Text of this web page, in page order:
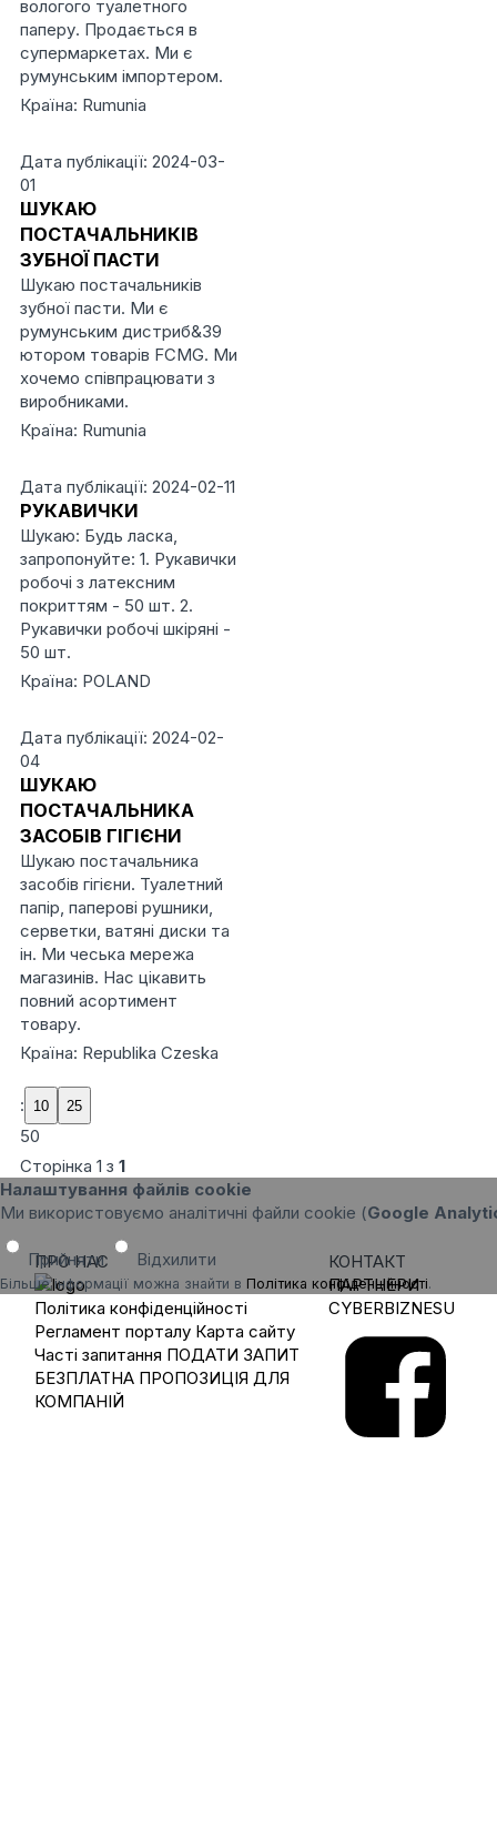
вологого туалетного
паперу. Продається в
супермаркетах. Ми є
румунським імпортером.
Країна: Rumunia
Дата публікації: 2024-03-
01
ШУКАЮ
ПОСТАЧАЛЬНИКІВ
ЗУБНОЇ ПАСТИ
Шукаю постачальників
зубної пасти. Ми є
румунським дистриб&39
ютором товарів FCMG. Ми
хочемо співпрацювати з
виробниками.
Країна: Rumunia
Дата публікації: 2024-02-11
РУКАВИЧКИ
Шукаю: Будь ласка,
запропонуйте: 1. Рукавички
робочі з латексним
покриттям - 50 шт. 2.
Рукавички робочі шкіряні -
50 шт.
Країна: POLAND
Дата публікації: 2024-02-
04
ШУКАЮ
ПОСТАЧАЛЬНИКА
ЗАСОБІВ ГІГІЄНИ
Шукаю постачальника
засобів гігієни. Туалетний
папір, паперові рушники,
серветки, ватяні диски та
ін. Ми чеська мережа
магазинів. Нас цікавить
повний асортимент
товару.
Країна: Republika Czeska
:
50
Сторінка 1 з 1
Налаштування файлів cookie
Ми використовуємо аналітичні файли cookie (Google
Прийняти Відхилити
Більше інформації можна знайти в Політика конфіденційності.
ПРО НАС
Політика конфіденційності
Регламент порталу Карта сайту
Часті запитання ПОДАТИ ЗАПИТ
БЕЗПЛАТНА ПРОПОЗИЦІЯ ДЛЯ
КОМПАНІЙ
КОНТАКТ
ПАРТНЕРИ
CYBERBIZNESU